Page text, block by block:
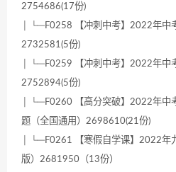
2754686(17份)
│ └─F0258 【冲刺中考】2022年中
2732581(5份)
│ └─F0259 【冲刺中考】2022年中
2752894(5份)
│ └─F0260 【高分突破】2022年中
题（全国通用）2698610(21份)
│ └─F0261 【寒假自学课】2022年
版）2681950（13份）